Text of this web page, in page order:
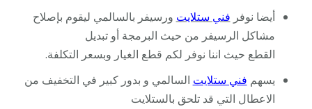
أيضا نوفر فني ستلايت ورسيفر بالسالمي ليقوم بإصلاح
مشاكل الرسيفر من حيث البرمجة أو تبديل
القطع حيث اننا نوفر لكم قطع الغيار وبسعر التكلفة.
يسهم فني ستلايت السالمي و بدور كبير في التخفيف من
الاعطال التي قد تلحق بالستلايت